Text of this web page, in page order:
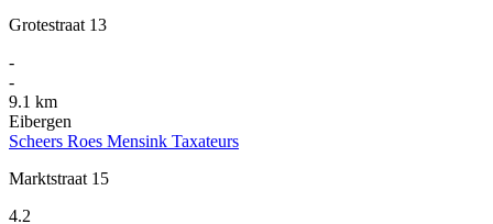
Grotestraat 13
-
-
9.1 km
Eibergen
Scheers Roes Mensink Taxateurs
Marktstraat 15
4.2